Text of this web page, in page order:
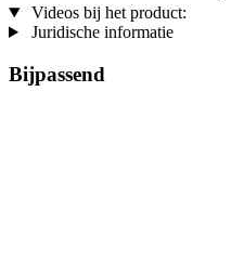
Videos bij het product:
Juridische informatie
Bijpassend